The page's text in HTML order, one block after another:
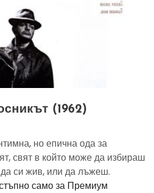
(1962)
но епична ода за
свят в който може да избираш
си жив, или да лъжеш.
само за Премиум